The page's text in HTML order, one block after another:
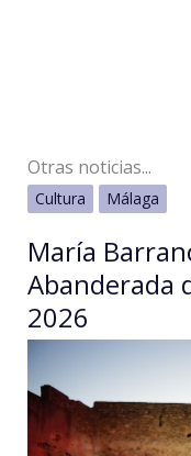
Otras noticias...
Cultura Málaga
María
Abanderada
2026